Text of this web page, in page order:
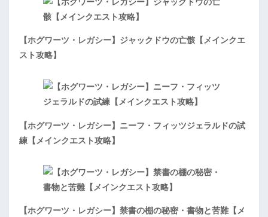
【ホグワーツ・レガシー】ジャックドウの亡骸【メインクエ
スト攻略】
【ホグワーツ・レガシー】ニーフ・フィッツジェラルドの試
練【メインクエスト攻略】
【ホグワーツ・レガシー】禁書の棚の秘密・書物と苦難【メ